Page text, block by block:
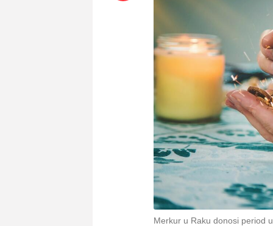
Merkur u Raku donosi period